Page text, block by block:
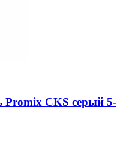
Promix CKS серый 5-